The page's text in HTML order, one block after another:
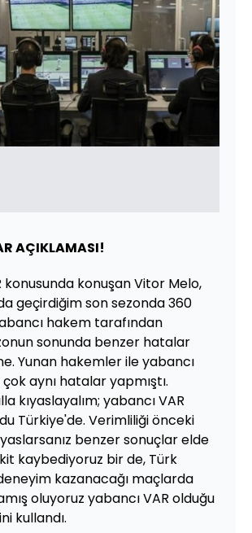
AÇIKLAMASI!
konusunda konuşan Vitor Melo,
geçirdiğim son sezonda 360
hakem tarafından
sonunda benzer hatalar
Yunan hakemler ile yabancı
aynı hatalar yapmıştı.
kıyaslayalım; yabancı VAR
Türkiye'de. Verimliliği önceki
benzer sonuçlar elde
kaybediyoruz bir de, Türk
kazanacağı maçlarda
oluyoruz yabancı VAR olduğu
kullandı.